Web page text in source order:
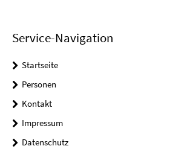
Service-Navigation
Startseite
Personen
Kontakt
Impressum
Datenschutz